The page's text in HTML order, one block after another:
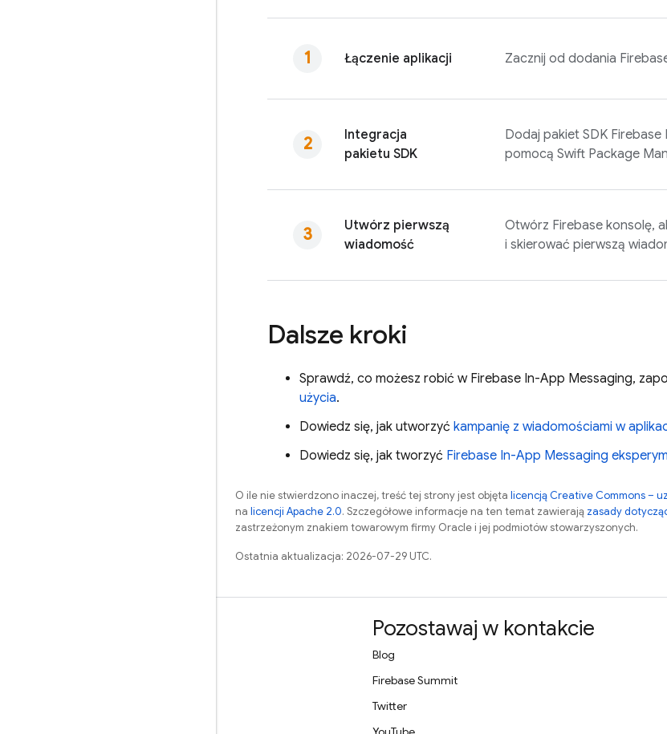
Łączenie aplikacji Zacznij od dodania
Integracja
pakietu SDK
Dodaj pakiet SDK Firebase
pomocą Swift Package
Utwórz pierwszą
wiadomość
Otwórz Firebase konsolę,
i skierować pierwszą
Dalsze kroki
Sprawdź, co możesz robić w Firebase In-App Messaging,
użycia.
Dowiedz się, jak utworzyć kampanię z wiadomościami w
Dowiedz się, jak tworzyć Firebase In-App Messaging
O ile nie stwierdzono inaczej, treść tej strony jest objęta licencją Creative Commons –
na licencji Apache 2.0. Szczegółowe informacje na ten temat zawierają zasady
zastrzeżonym znakiem towarowym firmy Oracle i jej podmiotów stowarzyszonych.
Ostatnia aktualizacja: 2026-07-29 UTC.
Pozostawaj w kontakcie
Blog
Firebase Summit
Twitter